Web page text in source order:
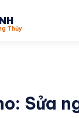
Thủy
Sửa